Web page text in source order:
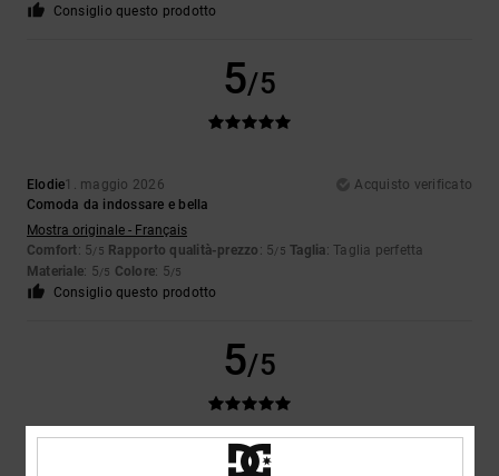
Consiglio questo prodotto
5/5
Elodie1. maggio 2026
Acquisto verificato
Comoda da indossare e bella
Mostra originale - Français
Comfort: 5/5 Rapporto qualità-prezzo : 5/5 Taglia: Taglia perfetta
Materiale: 5/5 Colore: 5/5
Consiglio questo prodotto
5/5